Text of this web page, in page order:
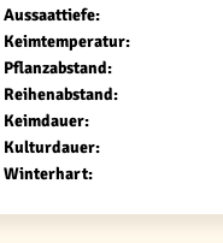
Aussaattiefe:
Keimtemperatur:
Pflanzabstand:
Reihenabstand:
Keimdauer:
Kulturdauer:
Winterhart: